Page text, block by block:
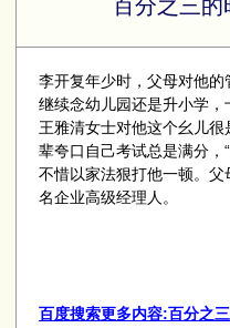
百分之三的
李开复年少时，父母对他
继续念幼儿园还是升小学
王雅清女士对他这个幺儿
辈夸口自己考试总是满分，
不惜以家法狠打他一顿。
名企业高级经理人。
百度搜索更多内容:百分之